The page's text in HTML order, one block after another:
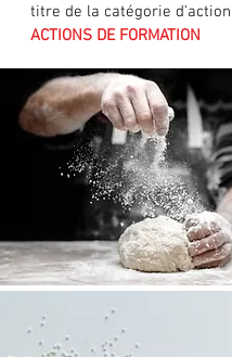
titre de la catégorie
ACTIONS DE FORMATION